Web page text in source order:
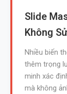
Slide
Không
Nhiều biến
thêm trọng
minh xác
mà không